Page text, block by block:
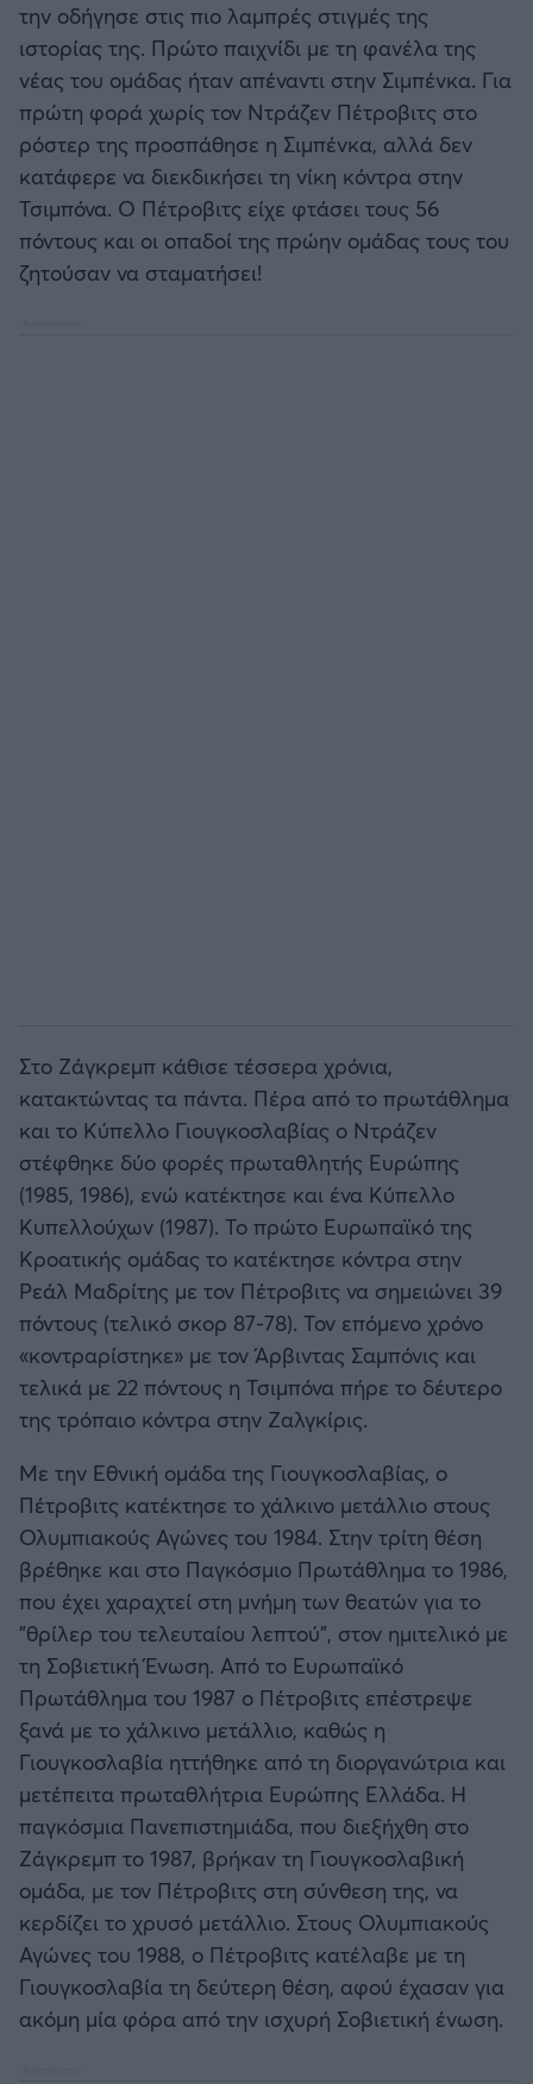
Άρσεναλ
Γιουβέντους
Μίλαν
Ίντερ
Μπάγερν Μονάχου
Προολυμπιακό τουρνουά μπάσκετ
BASKETAKI
EUROBASKET U20
Τουρνουά Ακρόπολις 2025
την οδήγησε στις πιο λαμπρές στιγμές της
ιστορίας της. Πρώτο παιχνίδι με τη φανέλα της
νέας του ομάδας ήταν απέναντι στην Σιμπένκα. Για
πρώτη φορά χωρίς τον Ντράζεν Πέτροβιτς στο
ρόστερ της προσπάθησε η Σιμπένκα, αλλά δεν
κατάφερε να διεκδικήσει τη νίκη κόντρα στην
Τσιμπόνα. Ο Πέτροβιτς είχε φτάσει τους 56
πόντους και οι οπαδοί της πρώην ομάδας τους του
ζητούσαν να σταματήσει!
Στο Ζάγκρεμπ κάθισε τέσσερα χρόνια,
κατακτώντας τα πάντα. Πέρα από το πρωτάθλημα
και το Κύπελλο Γιουγκοσλαβίας ο Ντράζεν
στέφθηκε δύο φορές πρωταθλητής Ευρώπης
(1985, 1986), ενώ κατέκτησε και ένα Κύπελλο
Κυπελλούχων (1987). Το πρώτο Ευρωπαϊκό της
Κροατικής ομάδας το κατέκτησε κόντρα στην
Ρεάλ Μαδρίτης με τον Πέτροβιτς να σημειώνει 39
πόντους (τελικό σκορ 87-78). Τον επόμενο χρόνο
«κοντραρίστηκε» με τον Άρβιντας Σαμπόνις και
τελικά με 22 πόντους η Τσιμπόνα πήρε το δέυτερο
της τρόπαιο κόντρα στην Ζαλγκίρις.
Με την Εθνική ομάδα της Γιουγκοσλαβίας, ο
Πέτροβιτς κατέκτησε το χάλκινο μετάλλιο στους
Ολυμπιακούς Αγώνες του 1984. Στην τρίτη θέση
βρέθηκε και στο Παγκόσμιο Πρωτάθλημα το 1986,
που έχει χαραχτεί στη μνήμη των θεατών για το
"θρίλερ του τελευταίου λεπτού", στον ημιτελικό με
τη Σοβιετική Ένωση. Από το Ευρωπαϊκό
Πρωτάθλημα του 1987 ο Πέτροβιτς επέστρεψε
ξανά με το χάλκινο μετάλλιο, καθώς η
Γιουγκοσλαβία ηττήθηκε από τη διοργανώτρια και
μετέπειτα πρωταθλήτρια Ευρώπης Ελλάδα. Η
παγκόσμια Πανεπιστημιάδα, που διεξήχθη στο
Ζάγκρεμπ το 1987, βρήκαν τη Γιουγκοσλαβική
ομάδα, με τον Πέτροβιτς στη σύνθεση της, να
κερδίζει το χρυσό μετάλλιο. Στους Ολυμπιακούς
Αγώνες του 1988, ο Πέτροβιτς κατέλαβε με τη
Γιουγκοσλαβία τη δεύτερη θέση, αφού έχασαν για
ακόμη μία φόρα από την ισχυρή Σοβιετική ένωση.